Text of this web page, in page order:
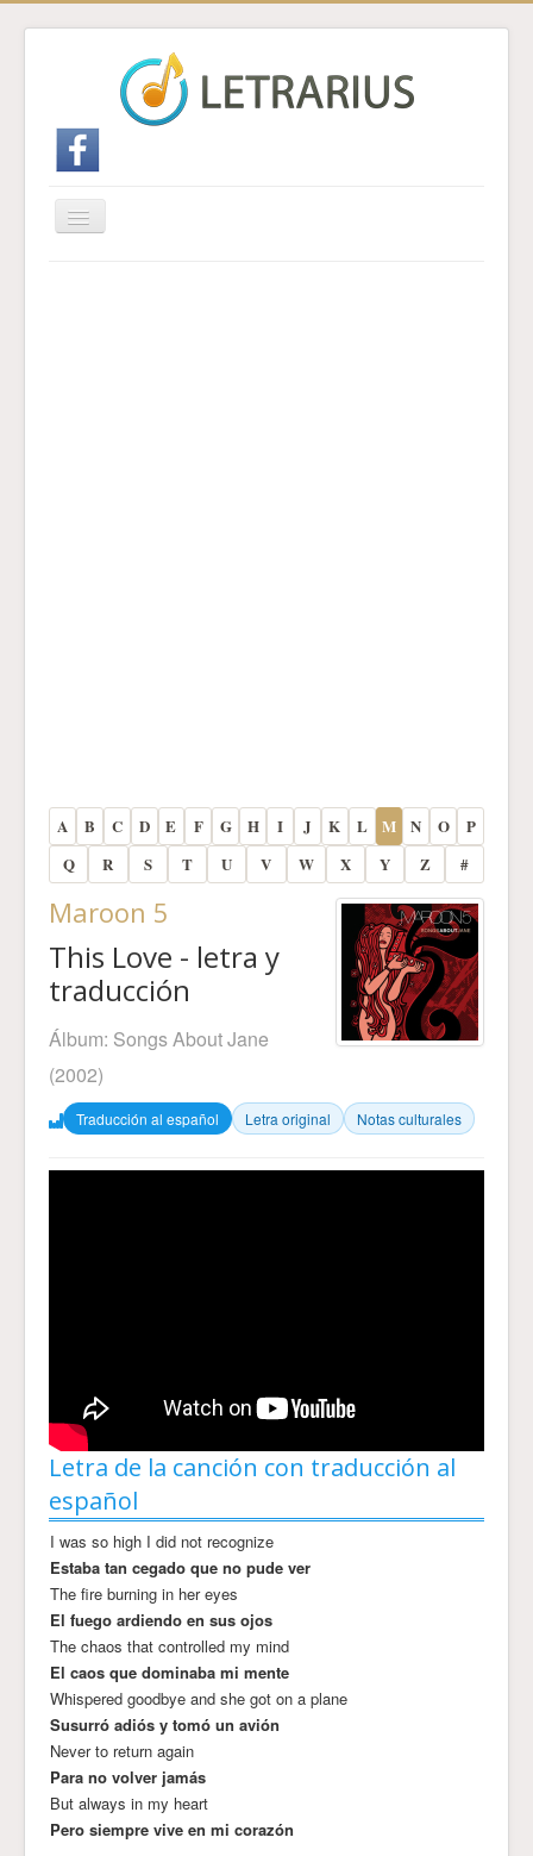
Cambiar
navegación
A B C D E F G H I J K L M N O
P
Q
R S T U V W X Y Z #
Maroon 5
This Love - letra y
traducción
Álbum: Songs About Jane
(2002)
Traducción al español Letra original Notas culturales
Letra de la canción con traducción al
español
I was so high I did not recognize
Estaba tan cegado que no pude ver
The fire burning in her eyes
El fuego ardiendo en sus ojos
The chaos that controlled my mind
El caos que dominaba mi mente
Whispered goodbye and she got on a plane
Susurró adiós y tomó un avión
Never to return again
Para no volver jamás
But always in my heart
Pero siempre vive en mi corazón